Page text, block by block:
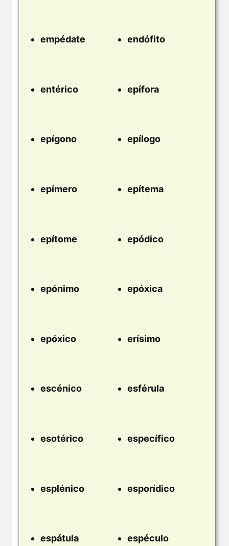
empédate endófito
entérico epífora
epígono epílogo
epímero epítema
epítome epódico
epónimo epóxica
epóxico erísimo
escénico esférula
esotérico específico
esplénico esporídico
espátula espéculo